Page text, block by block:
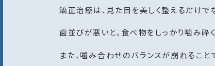
矯正治療は、見た目を美しく整えるだけで
歯並びが悪いと、食べ物をしっかり噛み砕
また、噛み合わせのバランスが崩れるこ